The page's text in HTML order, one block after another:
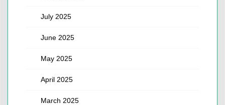
July 2025
June 2025
May 2025
April 2025
March 2025